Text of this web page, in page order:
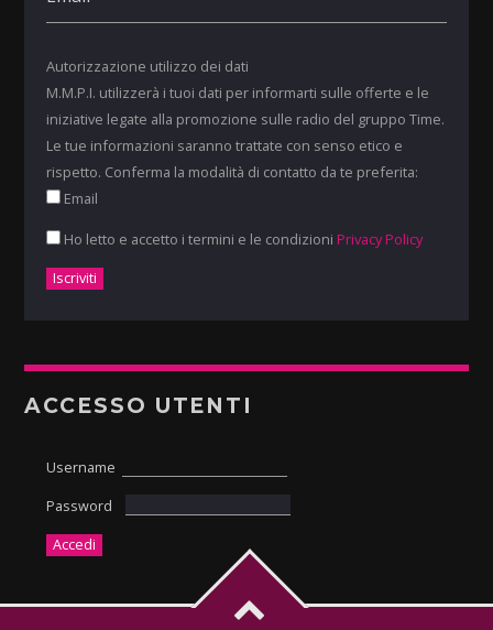
Autorizzazione utilizzo dei dati
M.M.P.I. utilizzerà i tuoi dati per informarti sulle offerte e le
iniziative legate alla promozione sulle radio del gruppo Time.
Le tue informazioni saranno trattate con senso etico e
rispetto. Conferma la modalità di contatto da te preferita:
Email
Ho letto e accetto i termini e le condizioni Privacy Policy
ACCESSO UTENTI
Username
Password